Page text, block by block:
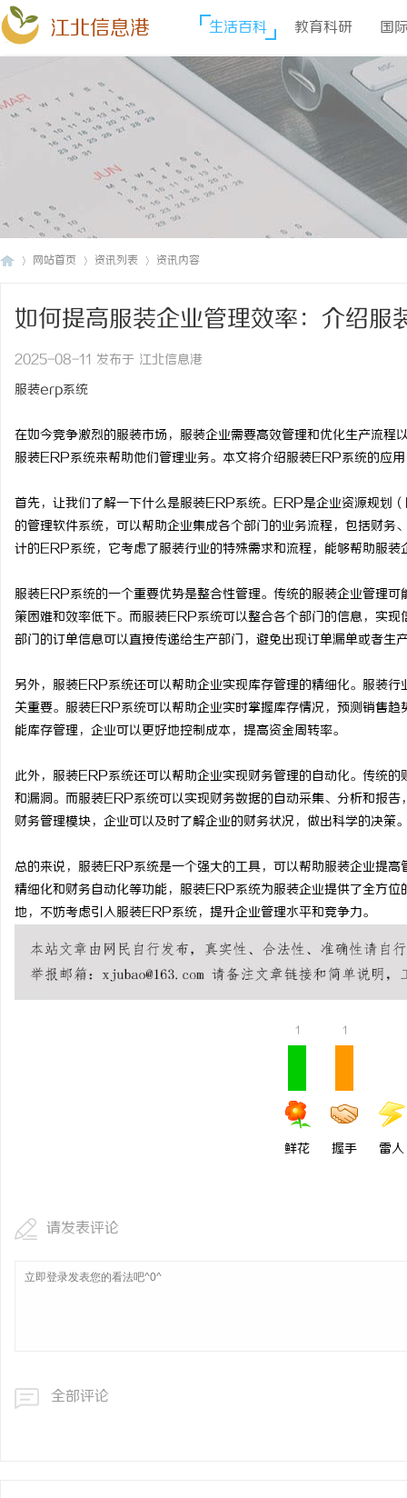
江北信息港 生活百科 教育科研 国
网站首页 资讯列表 资讯内容
如何提高服装企业管理效率：介绍
2025-08-11 发布于 江北信息港
服装erp系统
在如今竞争激烈的服装市场，服装企业需要高效管理和优化生产流
服装ERP系统来帮助他们管理业务。本文将介绍服装ERP系统的应
首先，让我们了解一下什么是服装ERP系统。ERP是企业资源规
的管理软件系统，可以帮助企业集成各个部门的业务流程，包括财
计的ERP系统，它考虑了服装行业的特殊需求和流程，能够帮助服装
服装ERP系统的一个重要优势是整合性管理。传统的服装企业管理
策困难和效率低下。而服装ERP系统可以整合各个部门的信息，实
部门的订单信息可以直接传递给生产部门，避免出现订单漏单或者生
另外，服装ERP系统还可以帮助企业实现库存管理的精细化。服装
关重要。服装ERP系统可以帮助企业实时掌握库存情况，预测销售
能库存管理，企业可以更好地控制成本，提高资金周转率。
此外，服装ERP系统还可以帮助企业实现财务管理的自动化。传统
和漏洞。而服装ERP系统可以实现财务数据的自动采集、分析和报
财务管理模块，企业可以及时了解企业的财务状况，做出科学的决策
总的来说，服装ERP系统是一个强大的工具，可以帮助服装企业提
精细化和财务自动化等功能，服装ERP系统为服装企业提供了全方
地，不妨考虑引入服装ERP系统，提升企业管理水平和竞争力。
1
鲜花
1
握手 雷人
请发表评论
全部评论